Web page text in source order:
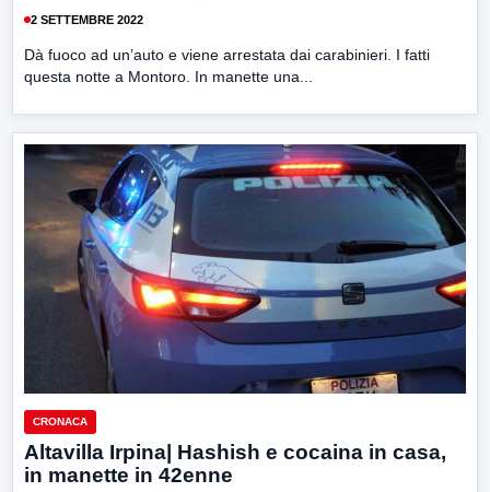
2 SETTEMBRE 2022
Dà fuoco ad un’auto e viene arrestata dai carabinieri. I fatti
questa notte a Montoro. In manette una...
CRONACA
Altavilla Irpina| Hashish e cocaina in casa,
in manette in 42enne